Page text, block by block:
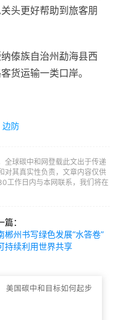
头更好帮助到旅客朋
傣族自治州勐海县西
货运输一类口岸。
边防
全球碳中和网登载此文出于传递
对其真实性负责，文章内容仅供
工作日内与本网联系，我们将在
篇：
郴州书写绿色发展“水答卷”
持续利用世界共享
美国碳中和目标如何起步